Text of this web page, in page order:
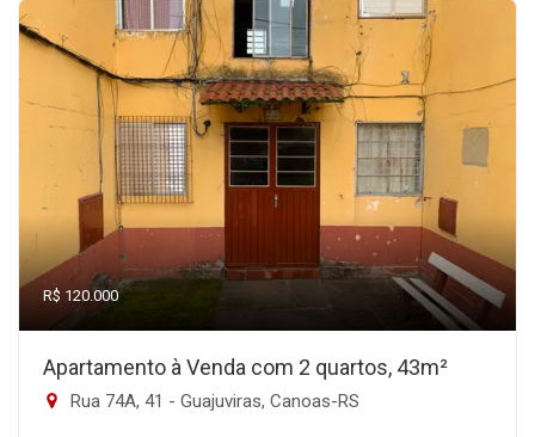
R$ 120.000
Apartamento à Venda com 2 quartos, 43m²
Rua 74A, 41 - Guajuviras, Canoas-RS